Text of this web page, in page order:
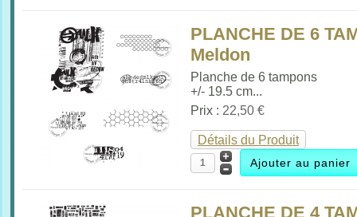
PLANCHE DE 6
Meldon
Planche de 6 tampons
+/- 19.5 cm...
Prix : 22,50 €
Détails du Produit
PLANCHE DE 4